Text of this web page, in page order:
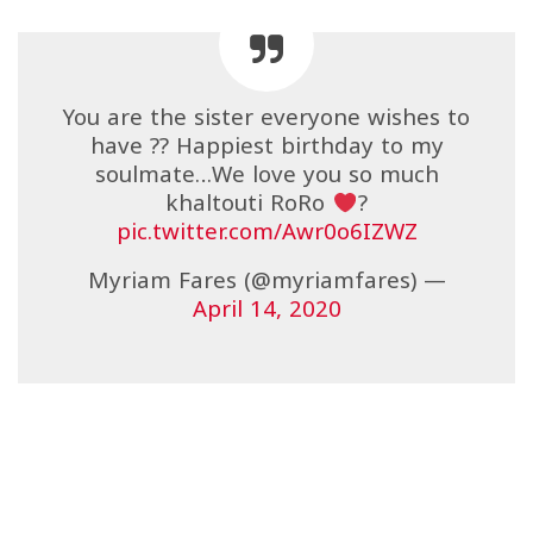
You are the sister everyone wishes to
have ?? Happiest birthday to my
soulmate…We love you so much
khaltouti RoRo ?
pic.twitter.com/Awr0o6IZWZ
— Myriam Fares (@myriamfares)
April 14, 2020